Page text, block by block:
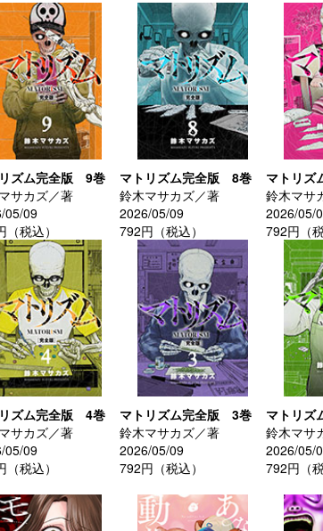
ズム完全版 9巻
サカズ／著
05/09
（税込）
マトリズム完全版 8巻
鈴木マサカズ／著
2026/05/09
792円（税込）
マトリ
鈴木マサ
2026/05/
792円（税
ズム完全版 4巻
サカズ／著
05/09
（税込）
マトリズム完全版 3巻
鈴木マサカズ／著
2026/05/09
792円（税込）
マトリ
鈴木マサ
2026/05/
792円（税